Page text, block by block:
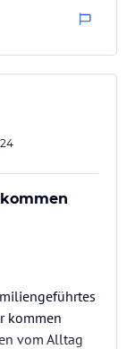
lustig und
kommen
vom Alltag